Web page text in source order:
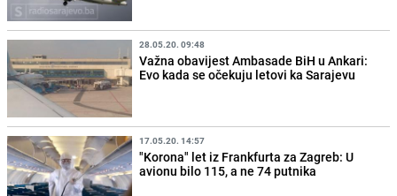
28.05.20. 09:48
Važna obavijest Ambasade BiH u Ankari:
Evo kada se očekuju letovi ka Sarajevu
17.05.20. 14:57
"Korona" let iz Frankfurta za Zagreb: U
avionu bilo 115, a ne 74 putnika